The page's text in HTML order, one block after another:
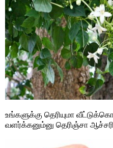
உங்களுக்கு தெரியுமா
வளர்க்கனும்னு தெரிஞ்சா